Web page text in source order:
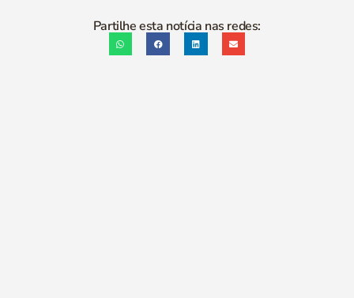
Partilhe esta notícia nas redes: